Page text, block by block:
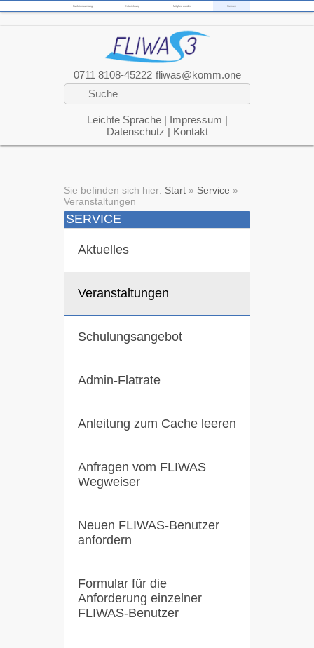
0711 8108-45222 fliwas@komm.one
Leichte Sprache| Impressum |
Datenschutz | Kontakt
Funktionsumfang Entwicklung Mitglied werden Service
Sie befinden sich hier: Start » Service »
Veranstaltungen
SERVICE
Aktuelles
Veranstaltungen
Schulungsangebot
Admin-Flatrate
Anleitung zum Cache leeren
Anfragen vom FLIWAS
Wegweiser
Neuen FLIWAS-Benutzer
anfordern
Formular für die
Anforderung einzelner
FLIWAS-Benutzer